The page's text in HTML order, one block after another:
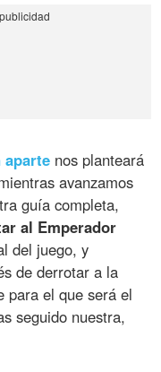
aparte nos planteará
avanzamos
guía completa,
al Emperador
del juego, y
de derrotar a la
para el que será el
seguido nuestra,